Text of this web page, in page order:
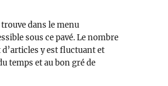
dans le menu
sous ce pavé. Le nombre
d’articles y est fluctuant et
temps et au bon gré de